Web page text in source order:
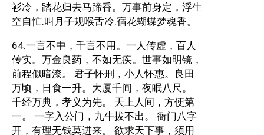
衫冷，踏花归去马蹄香。万事前身定，浮生
空自忙.叫月子规喉舌冷.宿花蝴蝶梦魂香。
64.一言不中，千言不用。一人传虚，百人
传实。万金良药，不如无疾。世事如明镜，
前程似暗漆。 君子怀刑，小人怀惠。良田
万顷，日食一升。大厦千间，夜眠八尺。
千经万典，孝义为先。 天上人间，方便第
一。 一字入公门，九牛拔不出。 衙门八字
开，有理无钱莫进来。 欲求天下事，须用